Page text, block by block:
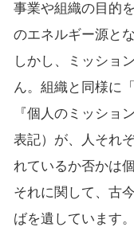
事業や組織の目的
のエネルギー源と
しかし、ミッショ
ん。組織と同様に
『個人のミッショ
表記）が、人それ
れているか否かは
それに関して、古
ばを遺しています。